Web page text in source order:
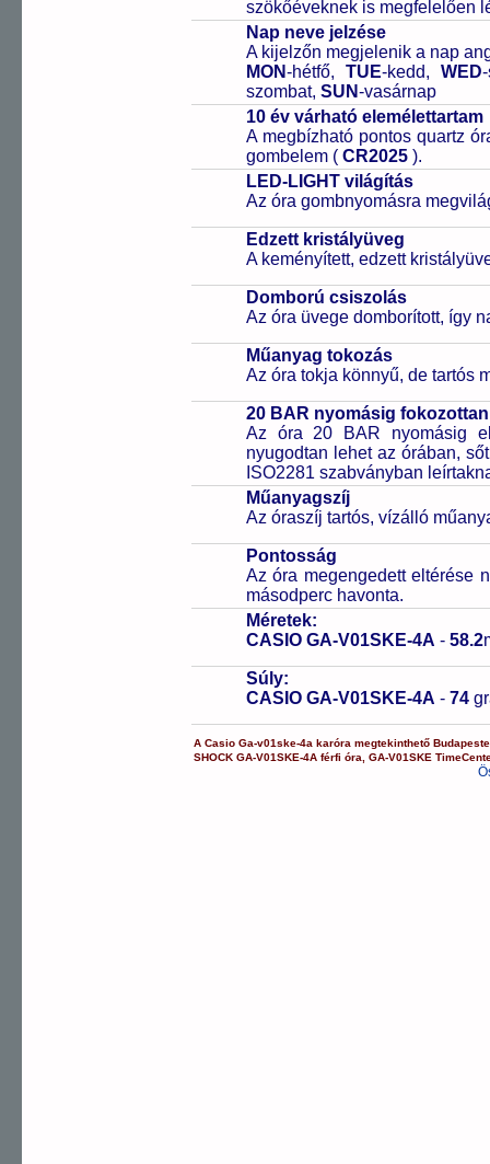
szökőéveknek is megfelelően
Nap neve jelzése
A kijelzőn megjelenik a nap
MON-hétfő, TUE-kedd, WED
szombat, SUN-vasárnap
10 év várható elemélettartam
A megbízható pontos quartz
gombelem ( CR2025 ).
LED-LIGHT világítás
Az óra gombnyomásra
Edzett kristályüveg
A keményített, edzett
Domború csiszolás
Az óra üvege domborított, így
Műanyag tokozás
Az óra tokja könnyű, de tartós
20 BAR nyomásig
Az óra 20 BAR nyomásig
nyugodtan lehet az órában,
ISO2281 szabványban
Műanyagszíj
Az óraszíj tartós, vízálló
Pontosság
Az óra megengedett eltérése
másodperc havonta.
Méretek:
CASIO GA-V01SKE-4A - 58.2
Súly:
CASIO GA-V01SKE-4A - 74
ACasio Ga-v01ske-4a karóra megtekinthető
SHOCK GA-V01SKE-4A férfi óra ,GA-V01SKE